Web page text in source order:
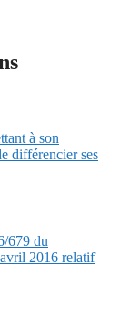
à son
différencier ses
679 du
2016 relatif